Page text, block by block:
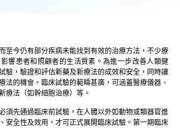
至今仍有部分疾病未能找到有效的治療方法，不少療
響患者和照顧者的生活質素。為進一步改善人類健
驗，驗證和評估新藥及新療法的成效和安全，同時讓
法的機會。臨床試驗的範疇甚廣，可涵蓋醫療儀器、
療法（如幹細胞治療）等。
須先通過臨床前試驗，在人體以外如動物或類器官進
安全性及效用，才可正式展開臨床試驗。第一期臨床